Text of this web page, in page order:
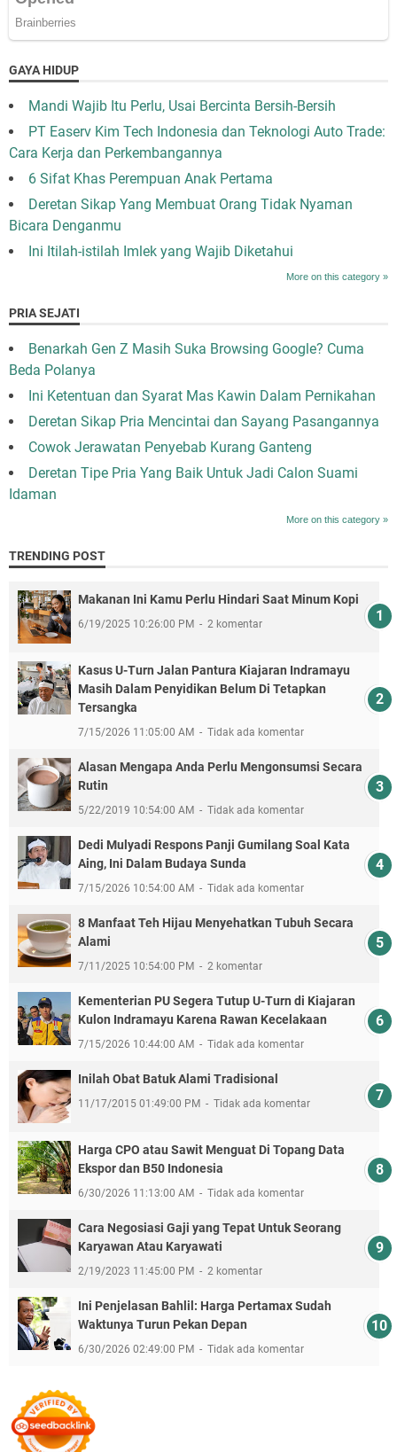
GAYA HIDUP
Mandi Wajib Itu Perlu, Usai Bercinta Bersih-Bersih
PT Easerv Kim Tech Indonesia dan Teknologi Auto Trade:
Cara Kerja dan Perkembangannya
6 Sifat Khas Perempuan Anak Pertama
Deretan Sikap Yang Membuat Orang Tidak Nyaman
Bicara Denganmu
Ini Itilah-istilah Imlek yang Wajib Diketahui
More on this category »
PRIA SEJATI
Benarkah Gen Z Masih Suka Browsing Google? Cuma
Beda Polanya
Ini Ketentuan dan Syarat Mas Kawin Dalam Pernikahan
Deretan Sikap Pria Mencintai dan Sayang Pasangannya
Cowok Jerawatan Penyebab Kurang Ganteng
Deretan Tipe Pria Yang Baik Untuk Jadi Calon Suami
Idaman
More on this category »
TRENDING POST
Makanan Ini Kamu Perlu Hindari Saat Minum Kopi
6/19/2025 10:26:00 PM 2 komentar
Kasus U-Turn Jalan Pantura Kiajaran Indramayu
Masih Dalam Penyidikan Belum Di Tetapkan
Tersangka
7/15/2026 11:05:00 AM Tidak ada komentar
Alasan Mengapa Anda Perlu Mengonsumsi Secara
Rutin
5/22/2019 10:54:00 AM Tidak ada komentar
Dedi Mulyadi Respons Panji Gumilang Soal Kata
Aing, Ini Dalam Budaya Sunda
7/15/2026 10:54:00 AM Tidak ada komentar
8 Manfaat Teh Hijau Menyehatkan Tubuh Secara
Alami
7/11/2025 10:54:00 PM 2 komentar
Kementerian PU Segera Tutup U-Turn di Kiajaran
Kulon Indramayu Karena Rawan Kecelakaan
7/15/2026 10:44:00 AM Tidak ada komentar
Inilah Obat Batuk Alami Tradisional
11/17/2015 01:49:00 PM Tidak ada komentar
Harga CPO atau Sawit Menguat Di Topang Data
Ekspor dan B50 Indonesia
6/30/2026 11:13:00 AM Tidak ada komentar
Cara Negosiasi Gaji yang Tepat Untuk Seorang
Karyawan Atau Karyawati
2/19/2023 11:45:00 PM 2 komentar
Ini Penjelasan Bahlil: Harga Pertamax Sudah
Waktunya Turun Pekan Depan
6/30/2026 02:49:00 PM Tidak ada komentar